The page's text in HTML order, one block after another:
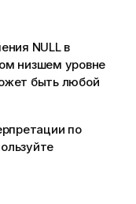
NULLв
низшем уровне
быть любой
по